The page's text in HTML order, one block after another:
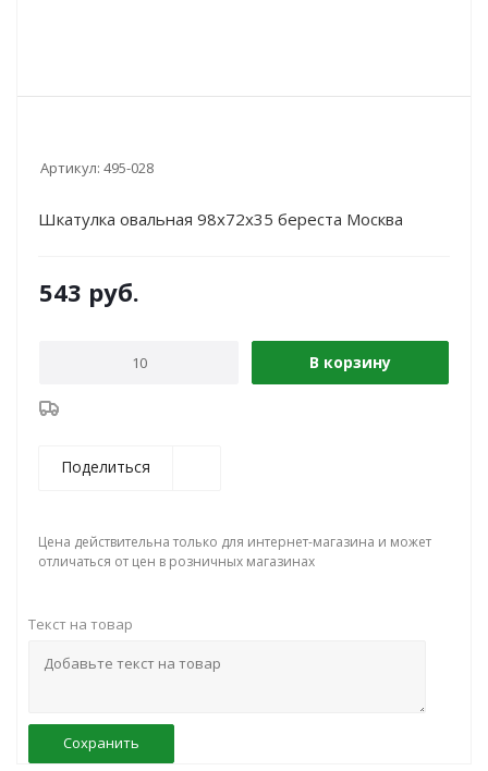
Артикул: 495-028
Шкатулка овальная 98х72х35 береста Москва
543 руб.
В корзину
Поделиться
Цена действительна только для интернет-магазина и может
отличаться от цен в розничных магазинах
Текст на товар
Сохранить